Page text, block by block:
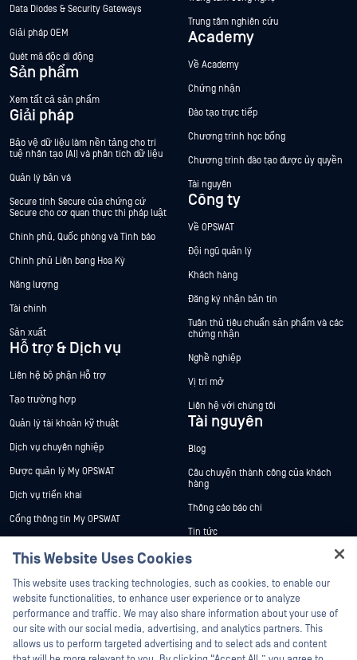
Data Diodes & Security Gateways
Giải pháp OEM
Quét mã độc di động
Sản phẩm
Xem tất cả sản phẩm
Giải pháp
Bảo vệ dữ liệu làm nền tảng cho trí
tuệ nhân tạo (AI) và phân tích dữ liệu
Quản lý bản vá
Secure tính Secure của chứng cứ
Secure cho cơ quan thực thi pháp luật
Chính phủ, Quốc phòng và Tình báo
Chính phủ Liên bang Hoa Kỳ
Năng lượng
Tài chính
Sản xuất
Hỗ trợ & Dịch vụ
Liên hệ bộ phận Hỗ trợ
Tạo trường hợp
Quản lý tài khoản kỹ thuật
Dịch vụ chuyên nghiệp
Được quản lý My OPSWAT
Dịch vụ triển khai
Cổng thông tin My OPSWAT
Chương trình Xử lý Lỗ hổng Bảo mật
Đối tác
Chứng nhận
Trung tâm nghiên cứu
Academy
Về Academy
Chứng nhận
Đào tạo trực tiếp
Chương trình học bổng
Chương trình đào tạo được ủy quyền
Tài nguyên
Công ty
Về OPSWAT
Đội ngũ quản lý
Khách hàng
Đăng ký nhận bản tin
Tuân thủ tiêu chuẩn sản phẩm và các
chứng nhận
Nghề nghiệp
Vị trí mở
Liên hệ với chúng tôi
Tài nguyên
Blog
Câu chuyện thành công của khách
hàng
Thông cáo báo chí
Tin tức
Sự kiện
Hội thảo trên trực tuyến
Datasheets
White Papers
Công cụ miễn phí
This Website Uses Cookies
This website uses tracking technologies, such as cookies, to enable our
website functionalities, to enhance user experience or to analyze
performance and traffic. We may also share information about your use of
our site with our social media, advertising, and analytics partners. This
allows us to perform targeted advertising and to select ads and content
Hey there!
I'm Ozzy, your OPSWAT virtual assistant.
How can I help you secure what's critical
today?